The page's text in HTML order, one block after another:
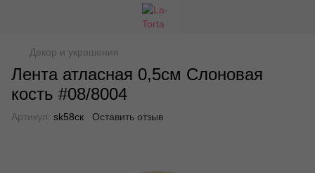
Декор и украшения
Лента атласная 0,5см Слоновая
кость #08/8004
Артикул: sk58ск Оставить отзыв